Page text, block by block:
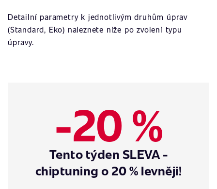
Detailní parametry k jednotlivým druhům úprav
(Standard, Eko) naleznete níže po zvolení typu
úpravy.
-20 %
Tento týden SLEVA -
chiptuning o 20 % levněji!